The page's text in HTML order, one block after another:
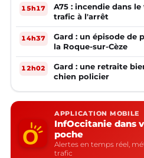
15h17
A75 : incendie dans
trafic à l'arrêt
14h37
Gard : un épisode de
la Roque-sur-Cèze
12h02
Gard : une retraite
chien policier
APPLICATION MOBILE
InfOccitanie dans
poche
Alertes en temps réel,
trafic